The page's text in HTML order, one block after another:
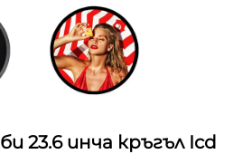
23.6 инча кръгъл Icd